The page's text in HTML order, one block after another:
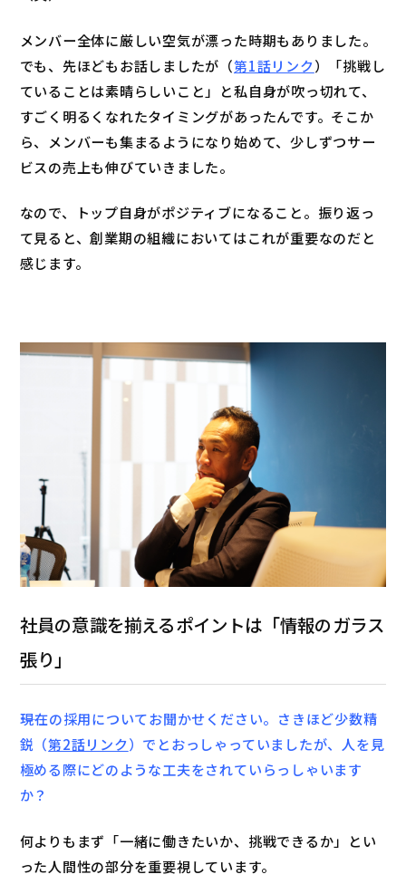
メンバー全体に厳しい空気が漂った時期もありました。
でも、先ほどもお話しましたが（第1話リンク）「挑戦し
ていることは素晴らしいこと」と私自身が吹っ切れて、
すごく明るくなれたタイミングがあったんです。そこか
ら、メンバーも集まるようになり始めて、少しずつサー
ビスの売上も伸びていきました。
なので、トップ自身がポジティブになること。振り返っ
て見ると、創業期の組織においてはこれが重要なのだと
感じます。
社員の意識を揃えるポイントは「情報のガラス
張り」
――現在の採用についてお聞かせください。さきほど少数精
鋭（第2話リンク）でとおっしゃっていましたが、人を見
極める際にどのような工夫をされていらっしゃいます
か？
何よりもまず「一緒に働きたいか、挑戦できるか」とい
った人間性の部分を重要視しています。